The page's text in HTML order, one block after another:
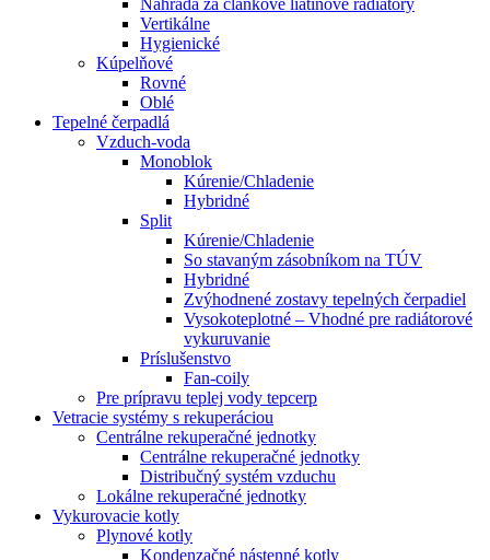
Náhrada za článkové liatinové radiátory
Vertikálne
Hygienické
Kúpelňové
Rovné
Oblé
Tepelné čerpadlá
Vzduch-voda
Monoblok
Kúrenie/Chladenie
Hybridné
Split
Kúrenie/Chladenie
So stavaným zásobníkom na TÚV
Hybridné
Zvýhodnené zostavy tepelných čerpadiel
Vysokoteplotné – Vhodné pre radiátorové
vykuruvanie
Príslušenstvo
Fan-coily
Pre prípravu teplej vody tepcerp
Vetracie systémy s rekuperáciou
Centrálne rekuperačné jednotky
Centrálne rekuperačné jednotky
Distribučný systém vzduchu
Lokálne rekuperačné jednotky
Vykurovacie kotly
Plynové kotly
Kondenzačné nástenné kotly